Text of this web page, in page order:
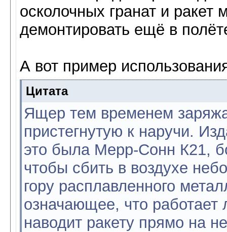
осколочных гранат и ракет
демонтировать ещё в
А вот пример
Цитата
Ящер тем временем
пристегнутую к наручи.
это была Мерр-Сонн К21,
чтобы сбить в воздухе
гору расплавленного
означающее, что работает
наводит ракету прямо на